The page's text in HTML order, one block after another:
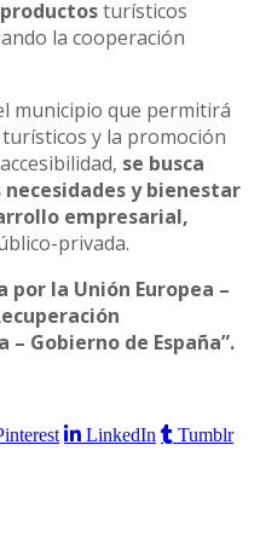
turísticos
la cooperación
municipio que permitirá
y la promoción
se busca
y bienestar
empresarial,
privada.
por la Unión Europea –
Gobierno de España”.
LinkedIn
Tumblr